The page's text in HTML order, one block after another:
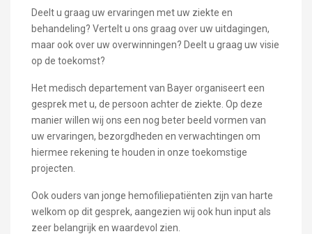
Deelt u graag uw ervaringen met uw ziekte en
behandeling? Vertelt u ons graag over uw uitdagingen,
maar ook over uw overwinningen? Deelt u graag uw visie
op de toekomst?
Het medisch departement van Bayer organiseert een
gesprek met u, de persoon achter de ziekte. Op deze
manier willen wij ons een nog beter beeld vormen van
uw ervaringen, bezorgdheden en verwachtingen om
hiermee rekening te houden in onze toekomstige
projecten.
Ook ouders van jonge hemofiliepatiënten zijn van harte
welkom op dit gesprek, aangezien wij ook hun input als
zeer belangrijk en waardevol zien.